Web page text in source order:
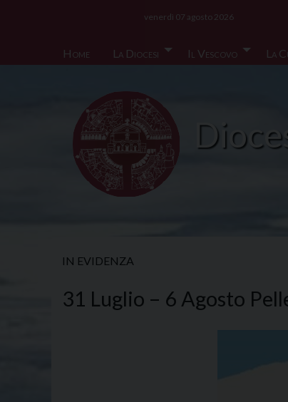
Home
La Diocesi Il Vescovo La
venerdì 07 agosto 2026
IN EVIDENZA
31 Luglio – 6 Agosto